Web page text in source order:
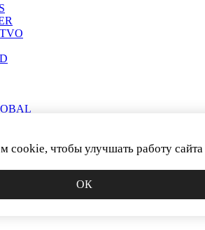
cookie, чтобы улучшать работу сайта
ОК